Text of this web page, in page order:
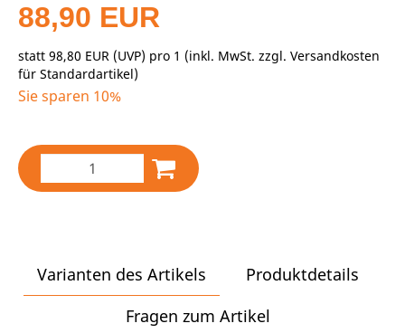
88,90 EUR
statt 98,80 EUR (UVP) pro 1 (inkl. MwSt. zzgl. Versandkosten
für Standardartikel)
Sie sparen 10%
Varianten des Artikels
Produktdetails
Fragen zum Artikel